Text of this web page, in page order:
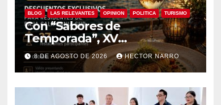
BLOG LAS RELEVANTES OPINION POLITICA TURISMO
Con “Sabores de
Temporada”, XV
Ayuntamiento de Los Cabos y
Canirac impulsan consumo
local con beneficios para
residentes de BCS
8 DE AGOSTO DE 2026 HECTOR NARRO